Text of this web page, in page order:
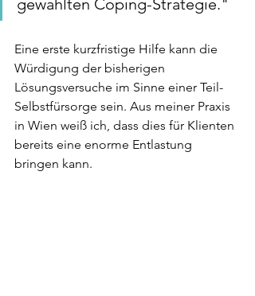
gewählten Coping-Strategie."
Eine erste kurzfristige Hilfe kann die
Würdigung der bisherigen
Lösungsversuche im Sinne einer Teil-
Selbstfürsorge sein. Aus meiner Praxis
in Wien weiß ich, dass dies für Klienten
bereits eine enorme Entlastung
bringen kann.